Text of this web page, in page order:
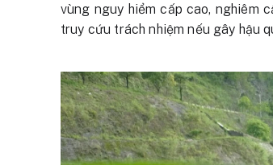
vùng nguy hiểm cấp cao, nghiêm
truy cứu trách nhiệm nếu gây hậu